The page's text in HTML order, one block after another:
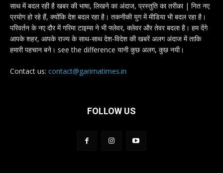
साथ में बदल रही है खबर की भाषा, लिखने का अंदाज, प्रस्तुति का तरीका | नित नए
प्रयोग हो रहे हैं, क्योंकि देश बदल रहा है। तकनीकी युग में मीडिया भी बदल रहा है।
परिवर्तन के नए दौर में गरिमा टाइम्स ने भी फ्लेवर, क्लेवर और तेवर बदला है। हम देंगे
आपके शहर, आपके राज्य के साथ-साथ देश-विदेश की खबरें अलग अंदाज में ताकि
हमारी पहचान बने। see the difference यानी कुछ अलग, कुछ नयी।
Contact us: contact@garimatimes.in
FOLLOW US